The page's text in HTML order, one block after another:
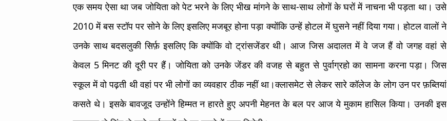
एक समय ऐसा था जब जोयिता को पेट भरने के लिए भीख मांगने के साथ-साथ लोगों के घरों में नाचना भी पड़ता था। उसे
2010 में बस स्टॉप पर सोने के लिए इसलिए मजबूर होना पड़ा क्योंकि उन्हें होटल में घुसने नहीं दिया गया। होटल वालों ने
उनके साथ बदसलुकी सिर्फ़ इसलिए कि क्योंकि वो ट्रांसजेंडर थी। आज जिस अदालत में वे जज हैं वो जगह वहां से
केवल 5 मिनट की दूरी पर हैं। जोयिता को उनके जेंडर की वजह से बहुत से पुर्वाग्रहो का सामना करना पड़ा। जिस
स्कूल में वो पढ़ती थी वहां पर भी लोगों का व्यवहार ठीक नहीं था।क्लासमेट से लेकर सारे कॉलेज के लोग उन पर फ़ब्तियां
कसते थे। इसके बावजूद उन्होंने हिम्मत न हारते हुए अपनी मेहनत के बल पर आज ये मुकाम हासिल किया। उनकी इस